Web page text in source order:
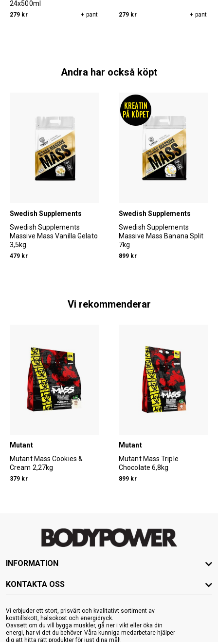
24x500ml
279 kr + pant 279 kr + pant
Andra har också köpt
Swedish Supplements
Swedish Supplements
Massive Mass Vanilla Gelato
3,5kg
479 kr
Swedish Supplements
Swedish Supplements
Massive Mass Banana Split
7kg
899 kr
Vi rekommenderar
Mutant
Mutant Mass Cookies &
Cream 2,27kg
379 kr
Mutant
Mutant Mass Triple
Chocolate 6,8kg
899 kr
Vi erbjuder ett stort, prisvärt och kvalitativt sortiment av
kosttillskott, hälsokost och energidryck.
Oavsett om du vill bygga muskler, gå ner i vikt eller öka din
energi, har vi det du behöver. Våra kunniga medarbetare hjälper
dig att hitta rätt produkter för just dina mål!
INFORMATION
KONTAKTA OSS